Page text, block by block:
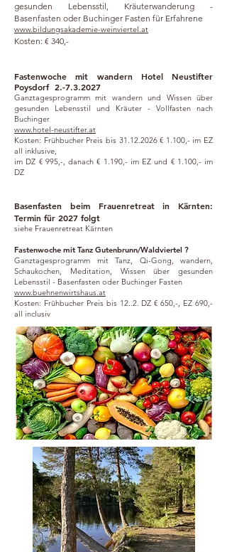
gesunden Lebensstil, Kräuterwanderung -
Basenfasten oder Buchinger Fasten für Erfahrene
www.bildungsakademie-weinviertel.at
Kosten: € 340,-
​Fastenwoche mit wandern Hotel Neustifter
Poysdorf 2.-7.3.2027
Ganztagesprogramm mit wandern und Wissen über
gesunden Lebensstil und Kräuter - Vollfasten nach
Buchinger
www.hotel-neustifter.at
Kosten: Frühbucher Preis bis 31.12.2026€ 1.100,- im EZ
all inklusive,
im DZ € 995,-, danach € 1.190,- im EZ und € 1.100,- im
DZ
Basenfasten beim Frauenretreat in Kärnten:
Termin für 2027 folgt
siehe Frauenretreat Kärnten
Fastenwoche mit Tanz Gutenbrunn/Waldviertel ?
Ganztagesprogramm mit Tanz, Qi-Gong, wandern,
Schaukochen, Meditation, Wissen über gesunden
Lebensstil - Basenfasten oder Buchinger Fasten
www.buehnenwirtshaus.at
Kosten: Frühbucher Preis bis 12..2. DZ € 650,-, EZ 690,-
all inclusiv